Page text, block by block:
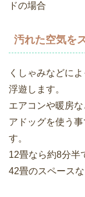
ドの場合
汚れた空気を
くしゃみなどに
浮遊します。
エアコンや暖房
アドッグを使う
す。
12畳なら約8分半
42畳のスペース